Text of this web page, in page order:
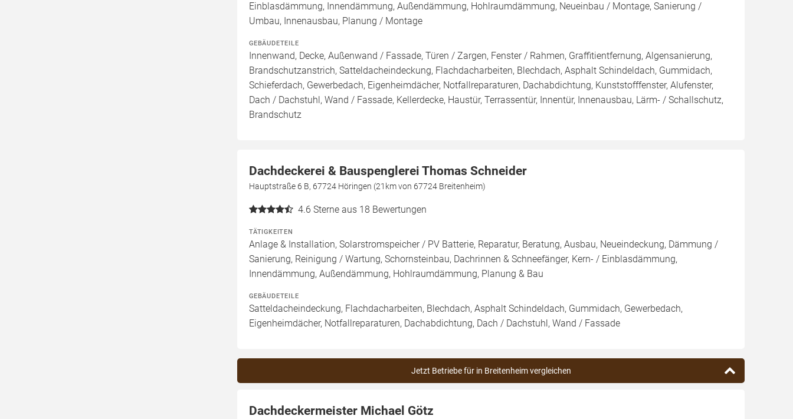
Einblasdämmung, Innendämmung, Außendämmung, Hohlraumdämmung, Neueinbau / Montage, Sanierung /
Umbau, Innenausbau, Planung / Montage
GEBÄUDETEILE
Innenwand, Decke, Außenwand / Fassade, Türen / Zargen, Fenster / Rahmen, Graffitientfernung, Algensanierung,
Brandschutzanstrich, Satteldacheindeckung, Flachdacharbeiten, Blechdach, Asphalt Schindeldach, Gummidach,
Schieferdach, Gewerbedach, Eigenheimdächer, Notfallreparaturen, Dachabdichtung, Kunststofffenster, Alufenster,
Dach / Dachstuhl, Wand / Fassade, Kellerdecke, Haustür, Terrassentür, Innentür, Innenausbau, Lärm- / Schallschutz,
Brandschutz
Dachdeckerei & Bauspenglerei Thomas Schneider
Hauptstraße 6 B, 67724 Höringen (21km von 67724 Breitenheim)
4.6 Sterne aus 18 Bewertungen
TÄTIGKEITEN
Anlage & Installation, Solarstromspeicher / PV Batterie, Reparatur, Beratung, Ausbau, Neueindeckung, Dämmung /
Sanierung, Reinigung / Wartung, Schornsteinbau, Dachrinnen & Schneefänger, Kern- / Einblasdämmung,
Innendämmung, Außendämmung, Hohlraumdämmung, Planung & Bau
GEBÄUDETEILE
Satteldacheindeckung, Flachdacharbeiten, Blechdach, Asphalt Schindeldach, Gummidach, Gewerbedach,
Eigenheimdächer, Notfallreparaturen, Dachabdichtung, Dach / Dachstuhl, Wand / Fassade
Jetzt Betriebe für in Breitenheim vergleichen
Dachdeckermeister Michael Götz